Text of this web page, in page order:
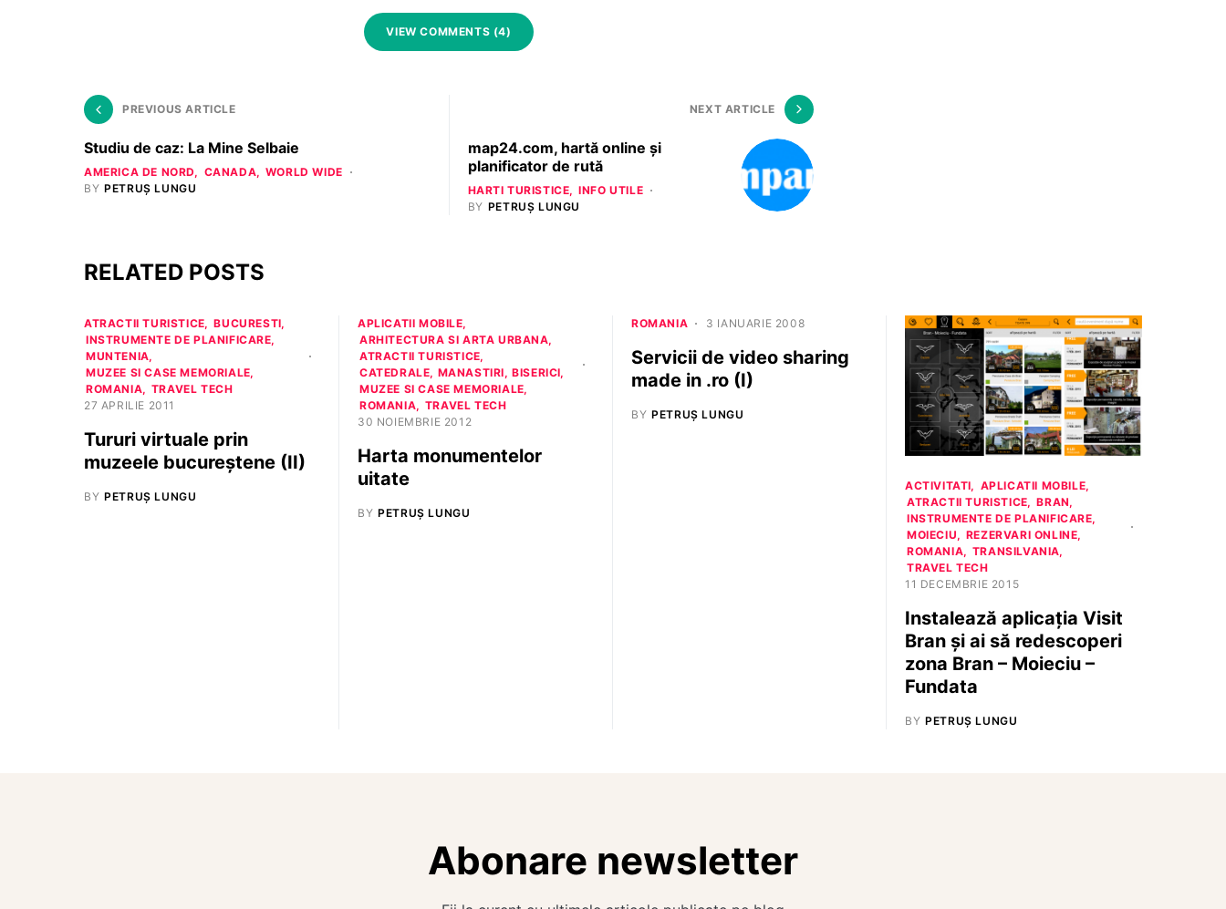
VIEW COMMENTS (4)
PREVIOUS ARTICLE
Studiu de caz: La Mine Selbaie
AMERICA DE NORD CANADA
WORLD WIDE
BY PETRUȘ LUNGU
NEXT ARTICLE
map24.com, hartă online și
planificator de rută
HARTI TURISTICE
INFO UTILE
BY PETRUȘ LUNGU
RELATED POSTS
ATRACTII TURISTICE
BUCURESTI
INSTRUMENTE DE PLANIFICARE
MUNTENIA
MUZEE SI CASE MEMORIALE
ROMANIA
TRAVEL TECH
27 APRILIE 2011
Tururi virtuale prin
muzeele bucureştene (II)
BY PETRUȘ LUNGU
APLICATII MOBILE
ARHITECTURA SI ARTA URBANA
ATRACTII TURISTICE
CATEDRALE, MANASTIRI, BISERICI
MUZEE SI CASE MEMORIALE
ROMANIA
TRAVEL TECH
30 NOIEMBRIE 2012
Harta monumentelor
uitate
BY PETRUȘ LUNGU
ROMANIA 3 IANUARIE 2008
Servicii de video sharing
made in .ro (I)
BY PETRUȘ LUNGU
ACTIVITATI
APLICATII MOBILE
ATRACTII TURISTICE
BRAN
INSTRUMENTE DE PLANIFICARE
MOIECIU
REZERVARI ONLINE
ROMANIA
TRANSILVANIA
TRAVEL TECH
11 DECEMBRIE 2015
Instalează aplicația Visit
Bran și ai să redescoperi
zona Bran – Moieciu –
Fundata
BY PETRUȘ LUNGU
Abonare newsletter